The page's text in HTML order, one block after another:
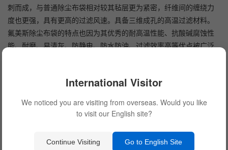
刺而成，与普通除尘布袋相对较其毡层更为紧密，纤维间的缠绕力
度也更强，具有更高的过滤风速。具备三维成孔的高温过滤材料。
氟美斯除尘布袋的特点也因为其优秀的耐高温性能、抗酸碱腐蚀性
能、耐磨、易清灰、防静电、防水防油、过滤效率高等优点被广泛
氟美斯除尘布袋适用工况
酸碱、腐蚀性比较强的工况
International Visitor
We noticed you are visiting from overseas. Would you like
to visit our English site?
Continue Visiting Go to English Site